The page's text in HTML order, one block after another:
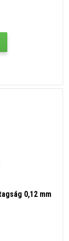
0,12 mm